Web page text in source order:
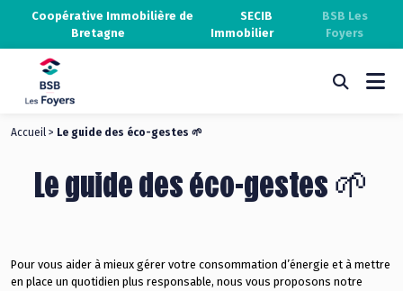
Coopérative Immobilière de
Bretagne
SECIB
Immobilier
BSB Les
Foyers
Accueil > Le guide des éco-gestes 🌱
Le guide des éco-gestes 🌱
Pour vous aider à mieux gérer votre consommation d’énergie et à mettre
en place un quotidien plus responsable, nous vous proposons notre